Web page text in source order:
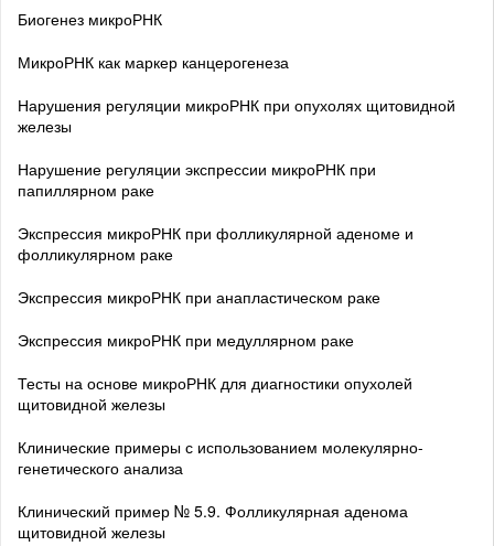
Биогенез микроРНК
МикроРНК как маркер канцерогенеза
Нарушения регуляции микроРНК при опухолях щитовидной
железы
Нарушение регуляции экспрессии микроРНК при
папиллярном раке
Экспрессия микроРНК при фолликулярной аденоме и
фолликулярном раке
Экспрессия микроРНК при анапластическом раке
Экспрессия микроРНК при медуллярном раке
Тесты на основе микроРНК для диагностики опухолей
щитовидной железы
Клинические примеры с использованием молекулярно-
генетического анализа
Клинический пример № 5.9. Фолликулярная аденома
щитовидной железы